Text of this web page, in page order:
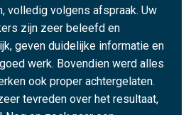
volledig volgens afspraak. Uw
zijn zeer beleefd en
geven duidelijke informatie en
werk. Bovendien werd alles
ook proper achtergelaten.
tevreden over het resultaat,